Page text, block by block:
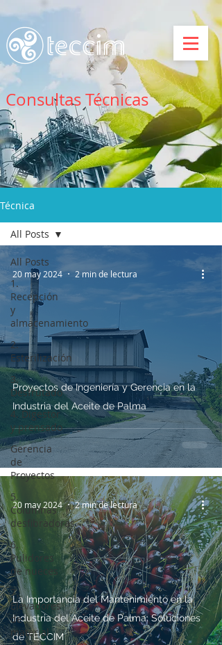
Consultas Técnicas
Técnica
All Posts
1.
Recepción
y
almacenamiento
2.
Esterilización
3.
Desfrutado
4. Digestor
y prensado
Gerencia
de
Proyectos
5.
Columnas
desfibradoras
6.
Pulidores
de nueces
7.
Elevadores
de
material
All Posts
Proyectos de Ingeniería y Gerencia en la
Industria del Aceite de Palma
20 may 2024 2 min de lectura
La Importancia del Mantenimiento en la
Industria del Aceite de Palma: Soluciones
de TECCIM
20 may 2024 2 min de lectura